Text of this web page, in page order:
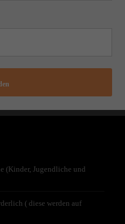
(Kinder, Jugendliche und
( diese werden auf